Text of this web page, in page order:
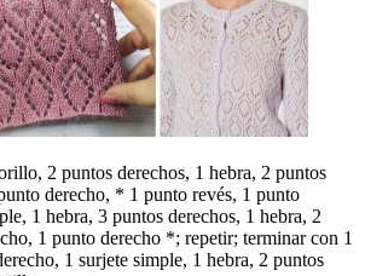
2 puntos derechos, 1 hebra, 2 puntos
derecho, * 1 punto revés, 1 punto
1 hebra, 3 puntos derechos, 1 hebra, 2
1 punto derecho *; repetir; terminar con 1
1 surjete simple, 1 hebra, 2 puntos